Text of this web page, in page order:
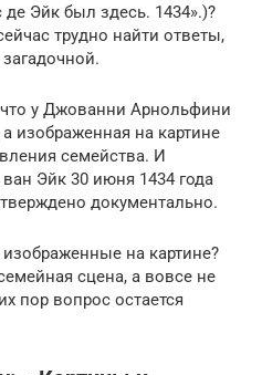
Эйк был здесь. 1434».)?
трудно найти ответы,
у Джованни Арнольфини
изображенная на картине
семейства. И
Эйк 30 июня 1434 года
документально.
на картине?
сцена, а вовсе не
пор вопрос остается